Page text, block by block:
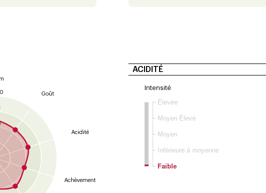
Goût
Acidité
Achèvement
ACIDITÉ
Intensité
Faible
Inférieure à moyenne
Moyen
Moyen Élevé
Élevée